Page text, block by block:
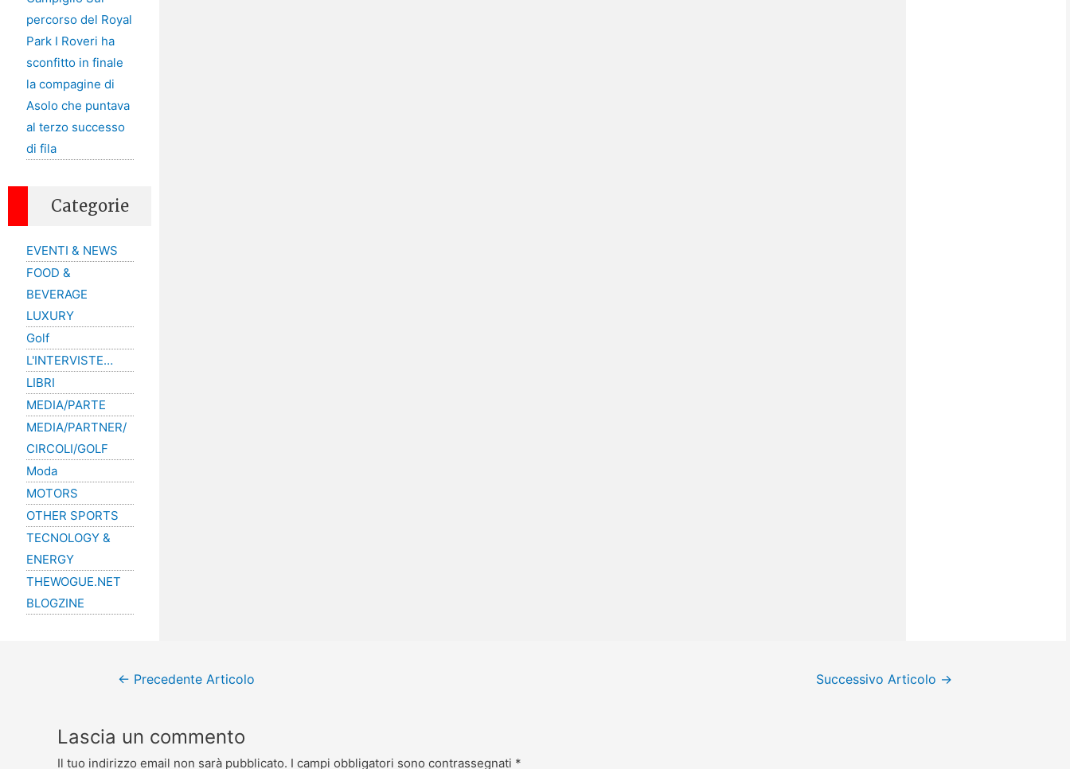
percorso del Royal
Park I Roveri ha
sconfitto in finale
la compagine di
Asolo che puntava
al terzo successo
di fila
Categorie
EVENTI & NEWS
FOOD &
BEVERAGE
LUXURY
Golf
L'INTERVISTE…
LIBRI
MEDIA/PARTE
MEDIA/PARTNER/
CIRCOLI/GOLF
Moda
MOTORS
OTHER SPORTS
TECNOLOGY &
ENERGY
THEWOGUE.NET
BLOGZINE
← Precedente Articolo Successivo Articolo →
Lascia un commento
Il tuo indirizzo email non sarà pubblicato. I campi obbligatori sono contrassegnati *